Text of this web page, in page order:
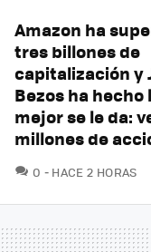
Amazon ha
tres billones de
capitalización y
Bezos ha hecho
mejor se le da:
millones de
0 COMENTARIOS
HACE 2 HORAS